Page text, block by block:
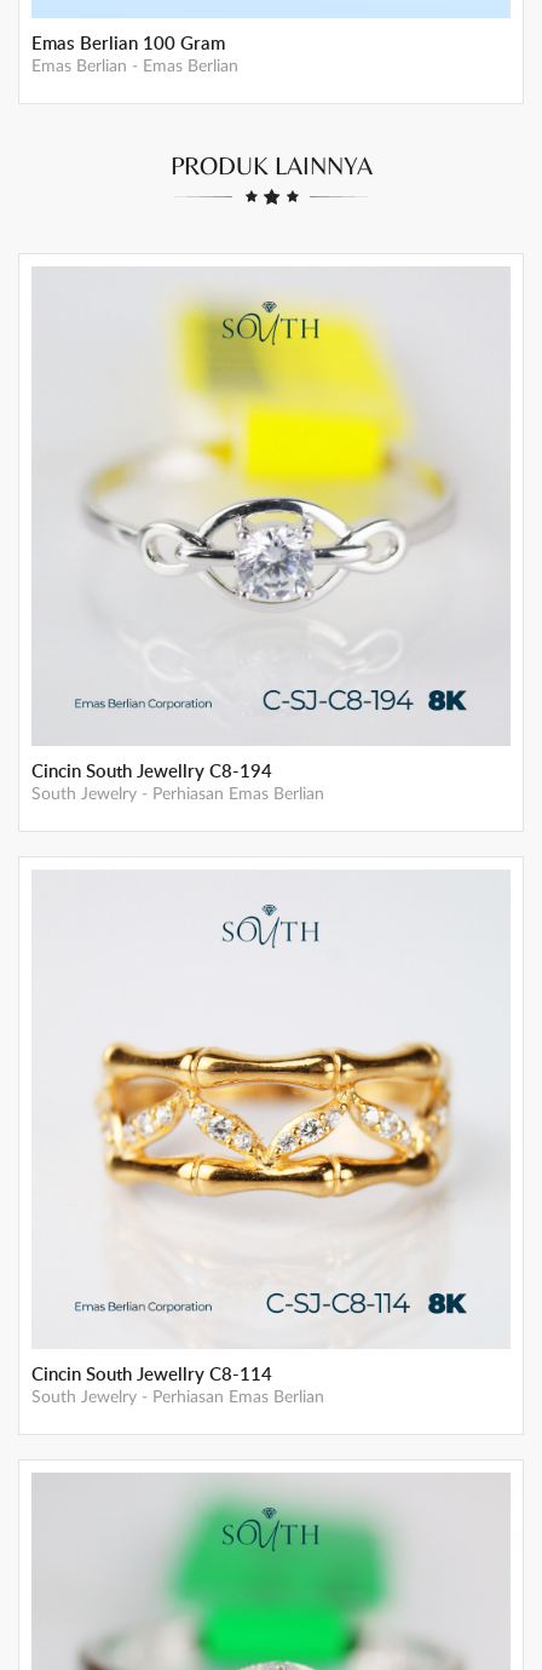
GEMINI Mother Gold 5 gram
Emas Gemini - Emas GEMINI
PRODUK LAINNYA
Cincin South Jewellry C8-194
South Jewelry - Perhiasan Emas Berlian
Cincin South Jewellry C8-114
South Jewelry - Perhiasan Emas Berlian